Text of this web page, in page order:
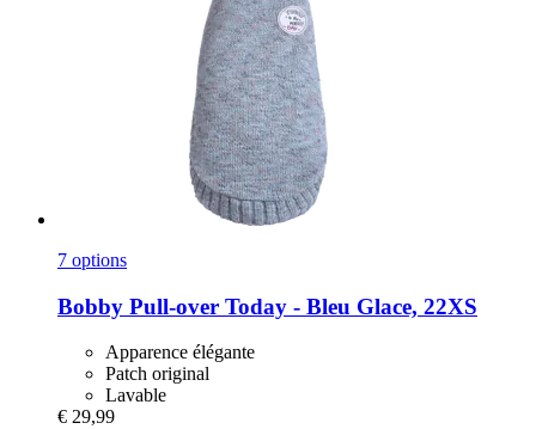
7 options
Bobby Pull-​over Today -​ Bleu Glace, 22XS
Apparence élégante
Patch original
Lavable
€ 29,99